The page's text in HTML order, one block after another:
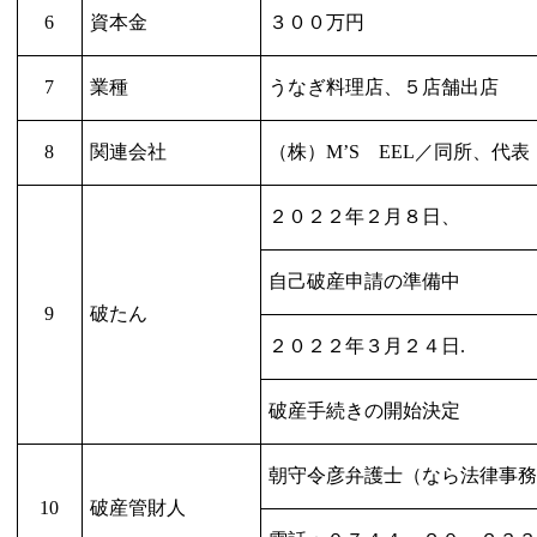
6 資本金 ３００万円
7 業種 うなぎ料理店、５店舗出店
8 関連会社 （株）M’S EEL ／同所、代表
9 破たん
２０２２年２月８日、
自己破産申請の準備中
２０２２年３月２４日 .
破産手続きの開始決定
10 破産管財人
朝守令彦弁護士（なら法律事務